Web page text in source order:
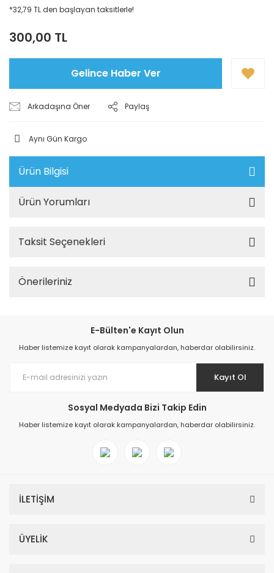
*32,79 TL den başlayan taksitlerle!
300,00 TL
Gelince Haber Ver
Arkadaşına Öner Paylaş
Aynı Gün Kargo
Ürün Bilgisi
Ürün Yorumları
Taksit Seçenekleri
Önerileriniz
E-Bülten'e Kayıt Olun
Haber listemize kayıt olarak kampanyalardan, haberdar olabilirsiniz.
Kayıt Ol
Sosyal Medyada Bizi Takip Edin
Haber listemize kayıt olarak kampanyalardan, haberdar olabilirsiniz.
İLETİŞİM
ÜYELİK